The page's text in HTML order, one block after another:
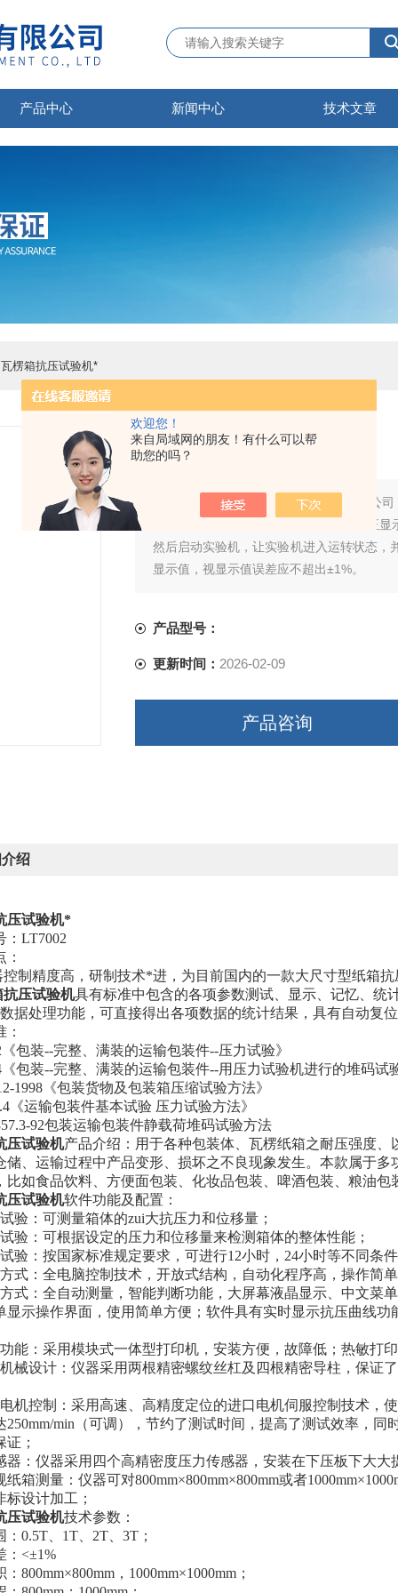
欢迎您！
来自局域网的朋友！有什么可以帮
助您的吗？
产品中心 新闻中心 技术文章
楞箱抗压试验机*
瓦楞箱抗压试验机*
瓦楞箱抗压试验机*，首先我公
感器放在实验机的上下压板之间，与校正
然后启动实验机，让实验机进入运转状态，
显示值，视显示值误差应不超出±1%。
产品型号：
更新时间： 2026-02-09
产品咨询
绍
压试验机*
： LT7002
控制精度高，研制技术*进，为目前国内的一款大尺寸型纸箱
抗压试验机具有标准中包含的各项参数测试、显示、记忆、统
据处理功能，可直接得出各项数据的统计结果，具有自动复
：
《包装--完整、满装的运输包装件--压力试验》
《包装--完整、满装的运输包装件--用压力试验机进行的堆码试
1998《包装货物及包装箱压缩试验方法》
《运输包装件基本试验 压力试验方法》
92包装运输包装件静载荷堆码试验方法
压试验机产品介绍：用于各种包装体、瓦楞纸箱之耐压强度
储、运输过程中产品变形、损坏之不良现象发生。 本款属于多
比如食品饮料
方便面包装 化妆品包装 啤酒包装
粮油包
压试验机软件功能及配置：
验：可测量箱体的zui大抗压力和位移量；
验：可根据设定的压力和位移量来检测箱体的整体性能；
验：按国家标准规定要求，可进行12小时，24小时等不同条
式： 全电脑控制技术，开放式结构，自动化程序高，操作简
式： 全自动测量，智能判断功能，大屏幕液晶显示、中文菜
显示操作界面，使用简单方便；软件具有实时显示抗压曲线
能： 采用模块式一体型打印机，安装方便，故障低；热敏打
械设计：仪器采用两根精密螺纹丝杠及四根精密导柱，保证
机控制：采用高速、高精度定位的进口电机伺服控制技术，
250mm/min（可调），节约了测试时间，提高了测试效率，
证；
器：仪器采用四个高精密度压力传感器，安装在下压板下大
纸箱测量：仪器可对800mm×800mm×800mm或者
标设计加工；
压试验机技术参数：
0.5T、 1T 2T 3T ；
：<±1%
： 800mm×800mm ， 1000mm×1000mm；